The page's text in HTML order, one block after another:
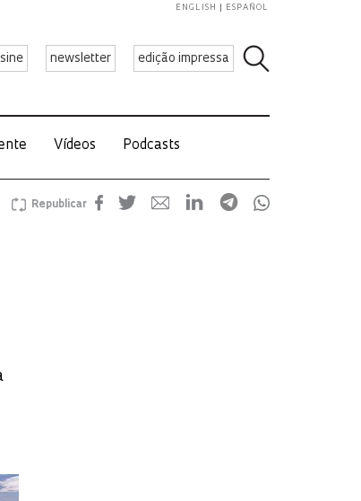
newsletter edição impressa
ENGLISH ESPAÑOL
Vídeos Podcasts
Republicar